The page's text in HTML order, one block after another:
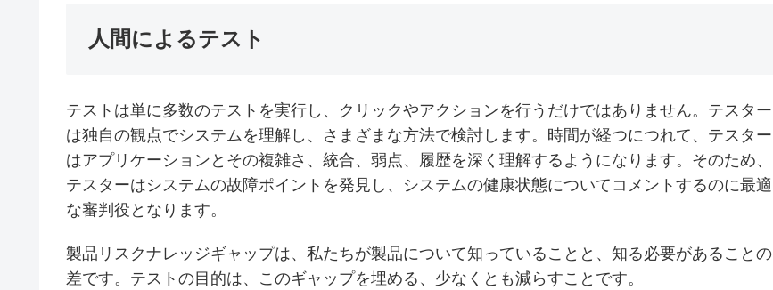
人間によるテスト
テストは単に多数のテストを実行し、クリックやアクションを行うだけではありません。テスター
は独自の観点でシステムを理解し、さまざまな方法で検討します。時間が経つにつれて、テスター
はアプリケーションとその複雑さ、統合、弱点、履歴を深く理解するようになります。そのため、
テスターはシステムの故障ポイントを発見し、システムの健康状態についてコメントするのに最適
な審判役となります。
製品リスクナレッジギャップは、私たちが製品について知っていることと、知る必要があることの
差です。テストの目的は、このギャップを埋める、少なくとも減らすことです。